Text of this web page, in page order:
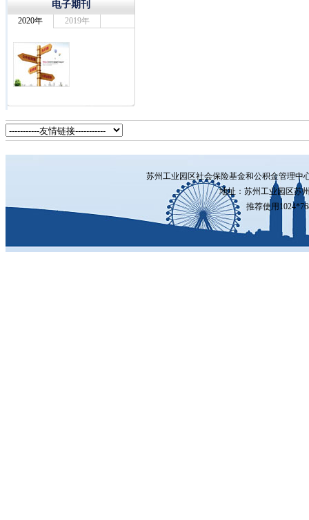
苏州工业园区社会保险基金和公积金管理中
地址：苏州工业园区苏
推荐使用